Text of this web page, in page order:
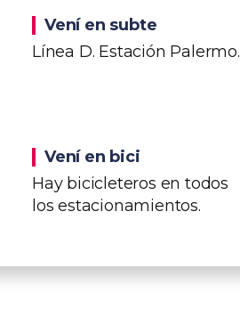
Vení en subte
Línea D. Estación Palermo.
Vení en bici
Hay bicicleteros en todos
los estacionamientos.